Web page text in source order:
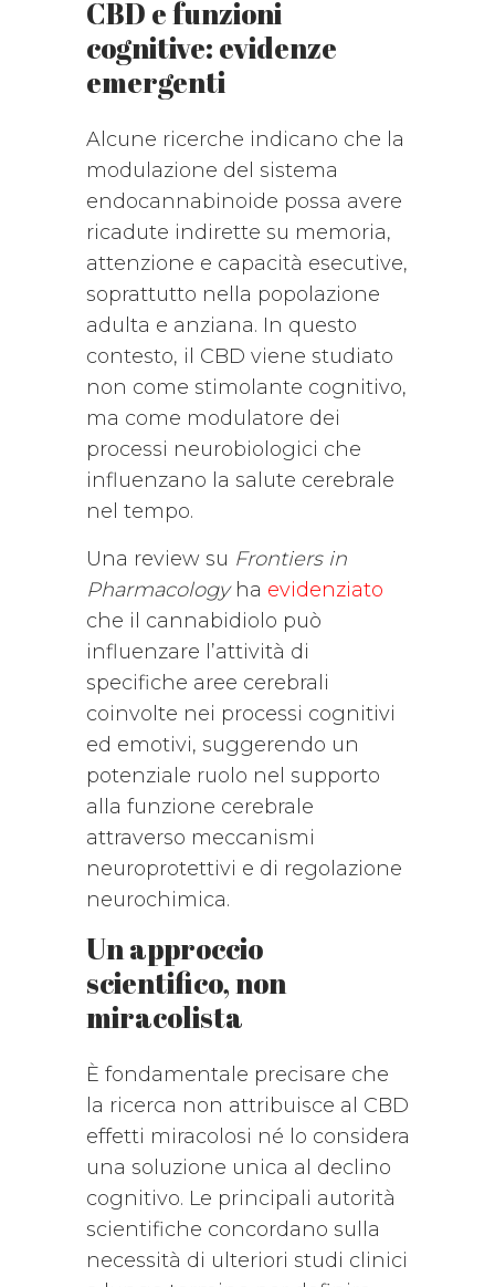
CBD e funzioni
cognitive: evidenze
emergenti
Alcune ricerche indicano che la
modulazione del sistema
endocannabinoide possa avere
ricadute indirette su memoria,
attenzione e capacità esecutive,
soprattutto nella popolazione
adulta e anziana. In questo
contesto, il CBD viene studiato
non come stimolante cognitivo,
ma come modulatore dei
processi neurobiologici che
influenzano la salute cerebrale
nel tempo.
Una review su Frontiers in
Pharmacologyha evidenziato
che il cannabidiolo può
influenzare l’attività di
specifiche aree cerebrali
coinvolte nei processi cognitivi
ed emotivi, suggerendo un
potenziale ruolo nel supporto
alla funzione cerebrale
attraverso meccanismi
neuroprotettivi e di regolazione
neurochimica.
Un approccio
scientifico, non
miracolista
È fondamentale precisare che
la ricerca non attribuisce al CBD
effetti miracolosi né lo considera
una soluzione unica al declino
cognitivo. Le principali autorità
scientifiche concordano sulla
necessità di ulteriori studi clinici